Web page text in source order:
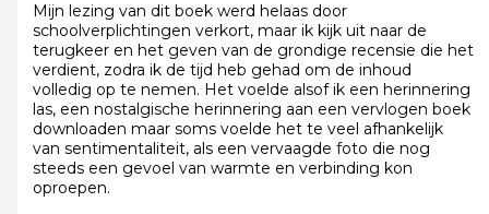
Mijn lezing van dit boek werd helaas door
schoolverplichtingen verkort, maar ik kijk uit naar de
terugkeer en het geven van de grondige recensie die het
verdient, zodra ik de tijd heb gehad om de inhoud
volledig op te nemen. Het voelde alsof ik een herinnering
las, een nostalgische herinnering aan een vervlogen boek
downloaden maar soms voelde het te veel afhankelijk
van sentimentaliteit, als een vervaagde foto die nog
steeds een gevoel van warmte en verbinding kon
oproepen.